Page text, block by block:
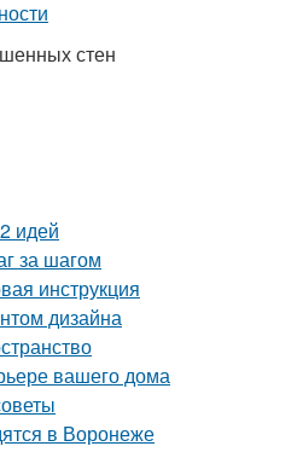
стен
идей
за шагом
инструкция
дизайна
вашего дома
в Воронеже